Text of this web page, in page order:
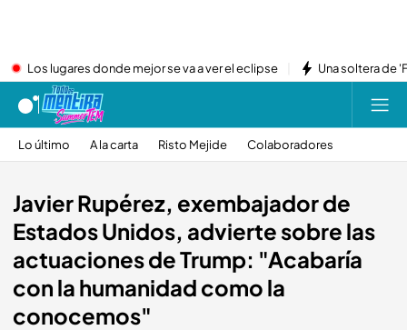
Los lugares donde mejor se va a ver el eclipse Una soltera de
Lo último A la carta Risto Mejide Colaboradores
Javier Rupérez, exembajador de
Estados Unidos, advierte sobre las
actuaciones de Trump: "Acabaría
con la humanidad como la
conocemos"